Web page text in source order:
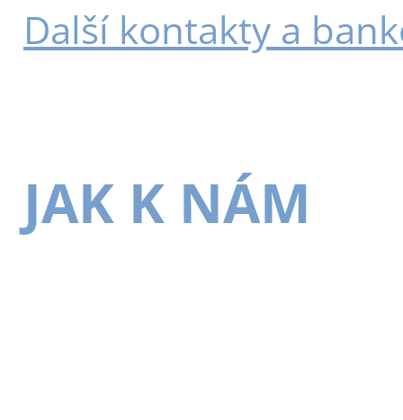
Další kontakty a
JAK K NÁM